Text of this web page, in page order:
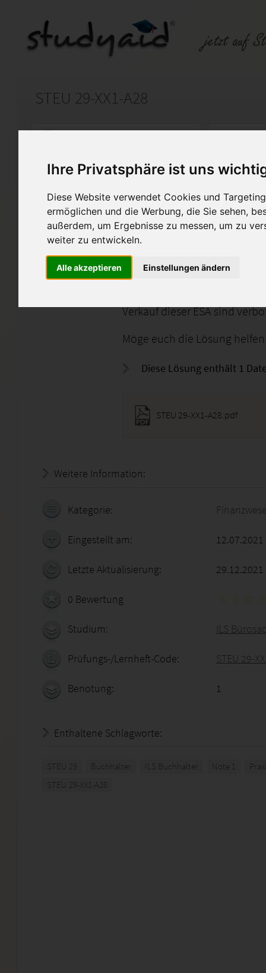
Ihre Privatsphäre ist uns
Diese Website verwendet Cookies und
ermöglichen und die Werbung, die Sie sehen,
außerdem, um Ergebnisse zu messen, um zu
weiter zu entwickeln.
Alle akzeptieren Einstellungen ändern
STEU 29-XX1-A28
Auf StudyAid.de verkaufen
Startseite Finanzwesen
Praxiswissen Steuerrecht -
Es handelt sich hierbei um
ohne Hilfe erstellt wurde.
Sie wurde mit der Note 1
Sie kann selbstverständlich
Verkauf dieser ESA sind
Möge euch die Lösung
Diese Lösung enthält 1
STEU 29-XX1-A28.pdf
Weitere Information:
Kategorie:
Eingestellt am:
Letzte Aktualisierung: 29.12.2021
0 Bewertung
Studium: ILS
Prüfungs-/Lernheft-Code: STEU 29-
Benotung: 1
Enthaltene Schlagworte:
STEU 29 Buchhalter ILS Buchhalter Note 1
STEU 29-XX1-A28